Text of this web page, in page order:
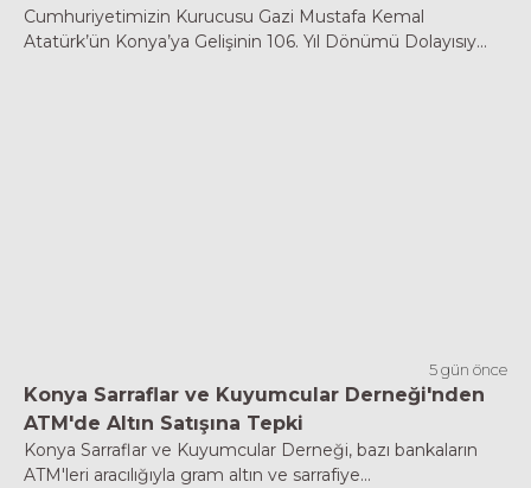
Cumhuriyetimizin Kurucusu Gazi Mustafa Kemal
Atatürk’ün Konya’ya Gelişinin 106. Yıl Dönümü Dolayısıy...
5 gün önce
Konya Sarraflar ve Kuyumcular Derneği'nden
ATM'de Altın Satışına Tepki
Konya Sarraflar ve Kuyumcular Derneği, bazı bankaların
ATM'leri aracılığıyla gram altın ve sarrafiye...